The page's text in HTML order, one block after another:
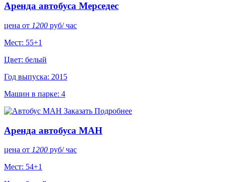
Аренда автобуса Мерседес
цена от 1200 руб/ час
Мест: 55+1
Цвет: белый
Год выпуска: 2015
Машин в парке: 4
Заказать Подробнее
Аренда автобуса МАН
цена от 1200 руб/ час
Мест: 54+1